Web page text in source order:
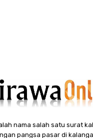
nama salah satu surat
pangsa pasar di